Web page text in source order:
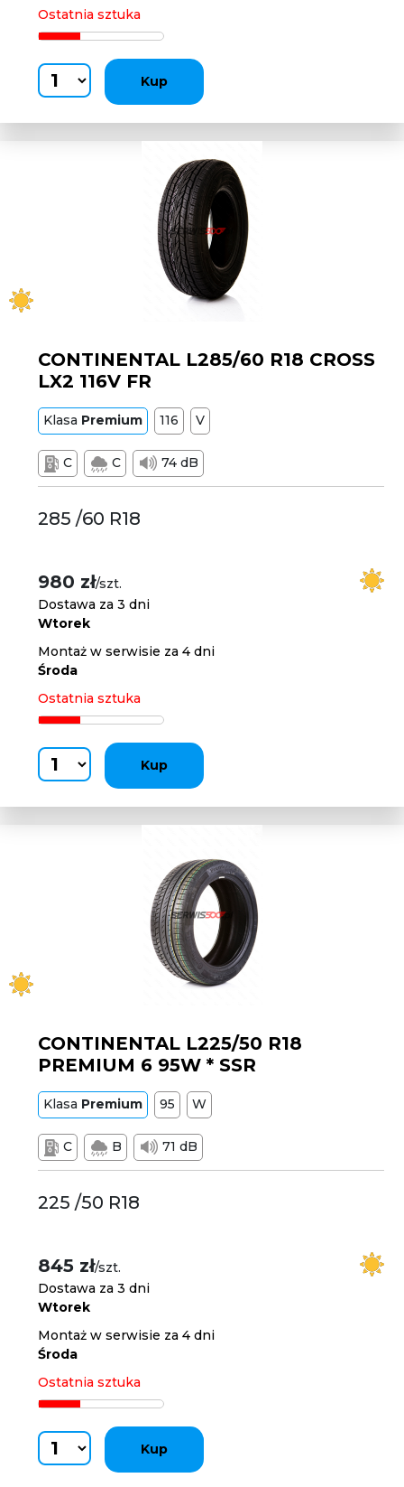
Ostatnia sztuka
Kup
CONTINENTAL L285/60 R18 CROSS
LX2 116V FR
Klasa Premium 116 V
C C 74 dB
285 /60 R18
980 zł/szt.
Dostawa za 3 dni
Wtorek
Montaż w serwisie za 4 dni
Środa
Ostatnia sztuka
Kup
CONTINENTAL L225/50 R18
PREMIUM 6 95W * SSR
Klasa Premium 95 W
C B 71 dB
225 /50 R18
845 zł/szt.
Dostawa za 3 dni
Wtorek
Montaż w serwisie za 4 dni
Środa
Ostatnia sztuka
Kup